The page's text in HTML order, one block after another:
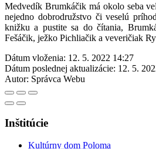
Medvedík Brumkáčik má okolo seba
nejedno dobrodružstvo či veselú
knižku a pustite sa do čítania,
Fešáčik, ježko Pichliačik a veveričiak
Dátum vloženia: 12. 5. 2022 14:27
Dátum poslednej aktualizácie: 12. 5.
Autor: Správca Webu
Inštitúcie
Kultúrny dom Poloma